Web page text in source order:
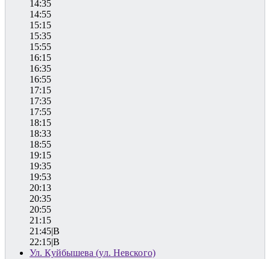
14:35
14:55
15:15
15:35
15:55
16:15
16:35
16:55
17:15
17:35
17:55
18:15
18:33
18:55
19:15
19:35
19:53
20:13
20:35
20:55
21:15
21:45|B
22:15|B
Ул. Куйбышева (ул. Невского)